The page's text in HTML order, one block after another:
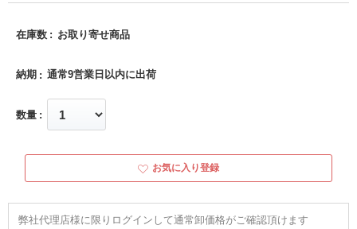
在庫数 お取り寄せ商品
納期 通常9営業日以内に出荷
数量
お気に入り登録
弊社代理店様に限りログインして通常卸価格がご確認頂けます